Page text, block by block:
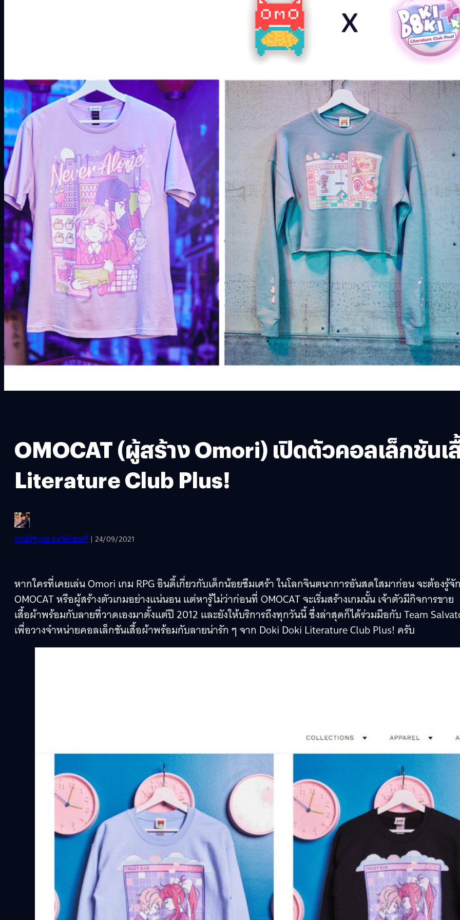
OMOCAT (ผู้สร้าง Omori) เปิดตัวคอลเล็กชัน
Literature Club Plus!
กรณ์รัฐภาส ธนวัตไชยศรี | 24/09/2021
หากใครที่เคยเล่น Omori เกม RPG อินดี้เกี่ยวกับเด็กน้อยซึมเศร้า ในโลกจินตนาการอันสดใสมาก่อน จะต้องรู้จั
OMOCAT หรือผู้สร้างตัวเกมอย่างแน่นอน แต่หารู้ไม่ว่าก่อนที่ OMOCAT จะเริ่มสร้างเกมนั้น เจ้าตัวมีกิจการขาย
เสื้อผ้าพร้อมกับลายที่วาดเองมาตั้งแต่ปี 2012 และยังให้บริการถึงทุกวันนี้ ซึ่งล่าสุดก็ได้ร่วมมือกับ Team
เพื่อวางจำหน่ายคอลเล็กชันเสื้อผ้าพร้อมกับลายน่ารัก ๆ จาก Doki Doki Literature Club Plus! ครับ